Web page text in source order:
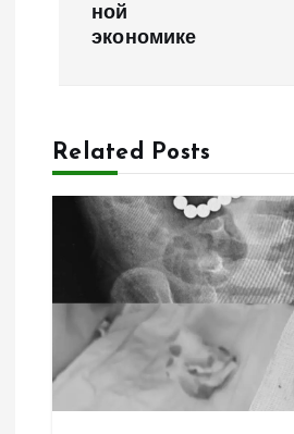
ц
о
ной
экономике
Related Posts